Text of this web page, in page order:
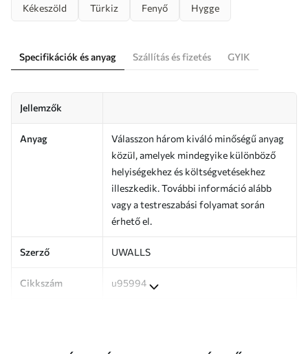
Kékeszöld Türkiz Fenyő Hygge
Specifikációk és anyag Szállítás és fizetés GYIK
Jellemzők
Anyag
Válasszon három kiváló minőségű anyag
közül, amelyek mindegyike különböző
helyiségekhez és költségvetésekhez
illeszkedik. További információ alább
vagy a testreszabási folyamat során
érhető el.
Szerző UWALLS
Cikkszám u95994